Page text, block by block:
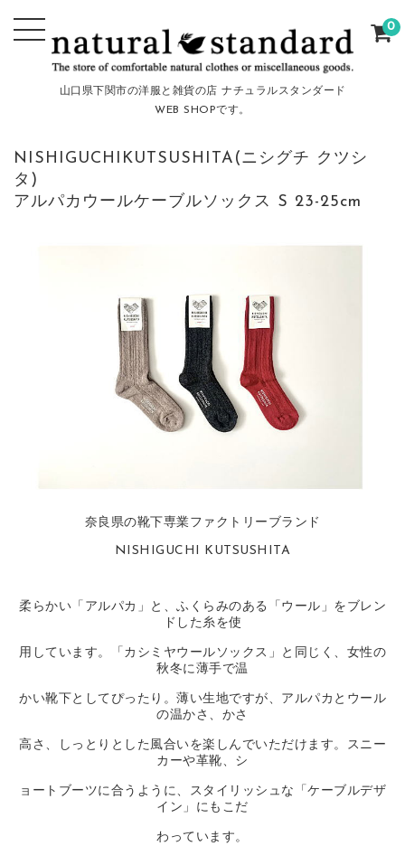
山口県下関市の洋服と雑貨の店 ナチュラルスタンダード
WEB SHOPです。
0
NISHIGUCHIKUTSUSHITA(ニシグチ クツシ
タ)
アルパカウールケーブルソックス S 23-25cm
奈良県の靴下専業ファクトリーブランド
NISHIGUCHI KUTSUSHITA
柔らかい「アルパカ」と、ふくらみのある「ウール」をブレン
ドした糸を使
用しています。「カシミヤウールソックス」と同じく、女性の
秋冬に薄手で温
かい靴下としてぴったり。薄い生地ですが、アルパカとウール
の温かさ、かさ
高さ、しっとりとした風合いを楽しんでいただけます。スニー
カーや革靴、シ
ョートブーツに合うように、スタイリッシュな「ケーブルデザ
イン」にもこだ
わっています。